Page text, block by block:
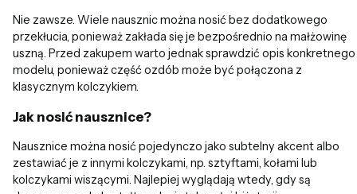
Nie zawsze. Wiele nausznic można nosić bez dodatkowego
przekłucia, ponieważ zakłada się je bezpośrednio na małżowinę
uszną. Przed zakupem warto jednak sprawdzić opis konkretnego
modelu, ponieważ część ozdób może być połączona z
klasycznym kolczykiem.
Jak nosić nausznice?
Nausznice można nosić pojedynczo jako subtelny akcent albo
zestawiać je z innymi kolczykami, np. sztyftami, kołami lub
kolczykami wiszącymi. Najlepiej wyglądają wtedy, gdy są